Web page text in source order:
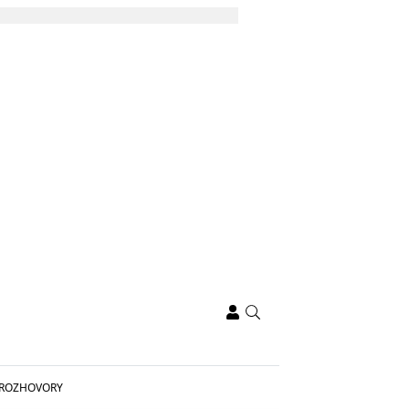
ROZHOVORY